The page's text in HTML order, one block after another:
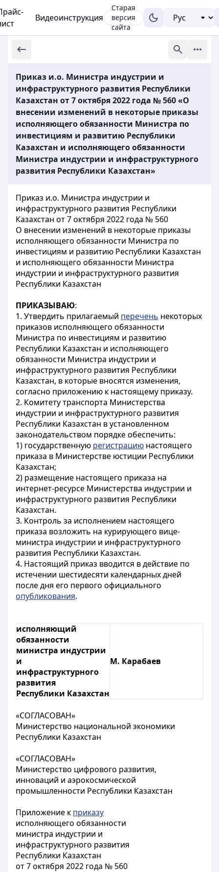
Видеоинструкция
Старая
версия
сайта
Приказ и.о. Министра индустрии и
инфраструктурного развития Республики
Казахстан от 7 октября 2022 года № 560 «О
внесении изменений в некоторые приказы
исполняющего обязанности Министра по
инвестициям и развитию Республики
Казахстан и исполняющего обязанности
Министра индустрии и инфраструктурного
развития Республики Казахстан»
Приказ и.о. Министра индустрии и
инфраструктурного развития Республики
Казахстан от 7 октября 2022 года № 560
О внесении изменений в некоторые приказы
исполняющего обязанности Министра по
инвестициям и развитию Республики Казахстан
и исполняющего обязанности Министра
индустрии и инфраструктурного развития
Республики Казахстан
ПРИКАЗЫВАЮ:
1. Утвердить прилагаемый перечень некоторых
приказов исполняющего обязанности
Министра по инвестициям и развитию
Республики Казахстан и исполняющего
обязанности Министра индустрии и
инфраструктурного развития Республики
Казахстан, в которые вносятся изменения,
согласно приложению к настоящему приказу.
2. Комитету транспорта Министерства
индустрии и инфраструктурного развития
Республики Казахстан в установленном
законодательством порядке обеспечить:
1) государственную регистрацию настоящего
приказа в Министерстве юстиции Республики
Казахстан;
2) размещение настоящего приказа на
интернет-ресурсе Министерства индустрии и
инфраструктурного развития Республики
Казахстан.
3. Контроль за исполнением настоящего
приказа возложить на курирующего вице-
министра индустрии и инфраструктурного
развития Республики Казахстан.
4. Настоящий приказ вводится в действие по
истечении шестидесяти календарных дней
после дня его первого официального
опубликования.
исполняющий
обязанности
министра индустрии
и
инфраструктурного
развития
Республики Казахстан
М. Карабаев
«СОГЛАСОВАН»
Министерство национальной экономики
Республики Казахстан
«СОГЛАСОВАН»
Министерство цифрового развития,
инноваций и аэрокосмической
промышленности Республики Казахстан
Приложение к приказу
исполняющего обязанности
министра индустрии и
инфраструктурного развития
Республики Казахстан
от 7 октября 2022 года № 560